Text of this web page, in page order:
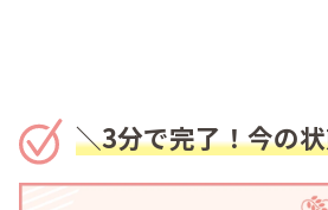
＼3分で完了！今の